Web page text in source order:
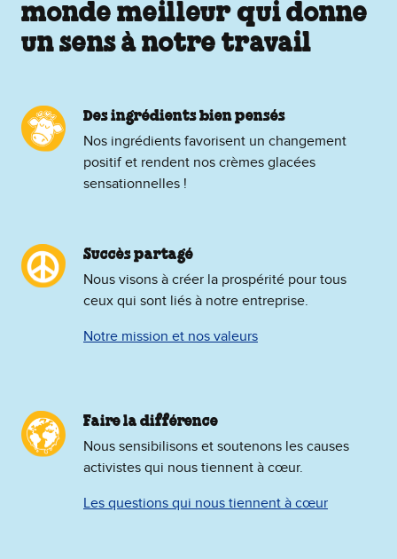
monde meilleur qui donne
un sens à notre travail
Des ingrédients bien pensés
Nos ingrédients favorisent un changement
positif et rendent nos crèmes glacées
sensationnelles !
Succès partagé
Nous visons à créer la prospérité pour tous
ceux qui sont liés à notre entreprise.
Notre mission et nos valeurs
Faire la différence
Nous sensibilisons et soutenons les causes
activistes qui nous tiennent à cœur.
Les questions qui nous tiennent à cœur